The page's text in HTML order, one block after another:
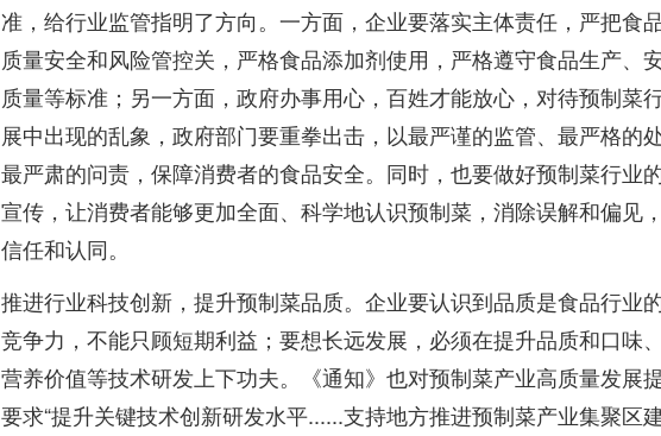
准，给行业监管指明了方向。一方面，企业要落实主体责任，严把食
质量安全和风险管控关，严格食品添加剂使用，严格遵守食品生产、
质量等标准；另一方面，政府办事用心，百姓才能放心，对待预制菜
展中出现的乱象，政府部门要重拳出击，以最严谨的监管、最严格的处
最严肃的问责，保障消费者的食品安全。同时，也要做好预制菜行业
宣传，让消费者能够更加全面、科学地认识预制菜，消除误解和偏见
信任和认同。
推进行业科技创新，提升预制菜品质。企业要认识到品质是食品行业
竞争力，不能只顾短期利益；要想长远发展，必须在提升品质和口味
营养价值等技术研发上下功夫。《通知》也对预制菜产业高质量发展
要求“提升关键技术创新研发水平......支持地方推进预制菜产业集聚区